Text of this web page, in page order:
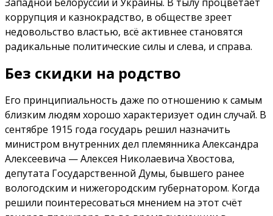
коррупция и казнокрадство, в обществе зреет
недовольство властью, всё активнее становятся
радикальные политические силы и слева, и справа.
Без скидки на родство
Его принципиальность даже по отношению к самым
близким людям хорошо характеризует один случай. В
сентябре 1915 года государь решил назначить
министром внутренних дел племянника Александра
Алексеевича — Алексея Николаевича Хвостова,
депутата Государственной Думы, бывшего ранее
вологодским и нижегородским губернатором. Когда
решили поинтересоваться мнением на этот счёт